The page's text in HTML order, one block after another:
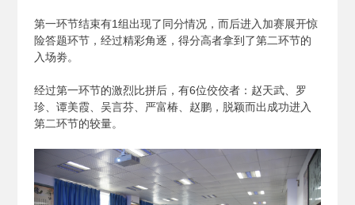
第一环节结束有1组出现了同分情况，而后进入加赛展开惊
险答题环节，经过精彩角逐，得分高者拿到了第二环节的
入场劵。
经过第一环节的激烈比拼后，有6位佼佼者：赵天武、罗
珍、谭美霞、吴言芬、严富椿、赵鹏，脱颖而出成功进入
第二环节的较量。